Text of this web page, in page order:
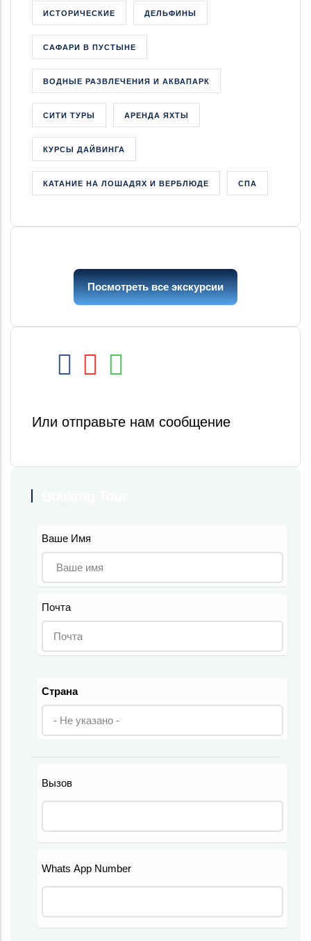
ИСТОРИЧЕСКИЕ ДЕЛЬФИНЫ
САФАРИ В ПУСТЫНЕ
ВОДНЫЕ РАЗВЛЕЧЕНИЯ И АКВАПАРК
СИТИ ТУРЫ АРЕНДА ЯХТЫ
КУРСЫ ДАЙВИНГА
КАТАНИЕ НА ЛОШАДЯХ И ВЕРБЛЮДЕ СПА
Посмотреть все экскурсии
Или отправьте нам сообщение
Ваше Имя
Почта
Страна
Вызов
Whats App Number